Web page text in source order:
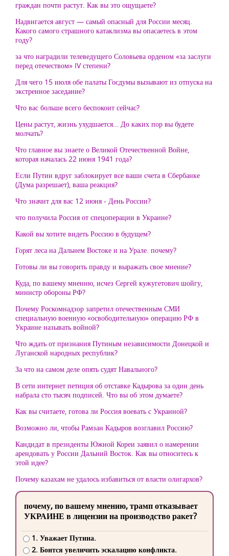
граждан почти растут. Как вы это ощущаете?
Надвигается август — самый опасный для России месяц.
Какого самого страшного катаклизма вы опасаетесь в этом
году?
за что наградили телеведущего Соловьева орденом «за заслуги
перед отечеством» IV степени?
Для чего 15 июля обе палаты Госдумы вызывают из отпуска на
экстренное заседание?
Что вас больше всего беспокоит сейчас?
Цены растут, жизнь ухудшается… До каких пор вы будете
молчать?
Что главное вы знаете о Великой Отечественной Войне,
которая началась 22 июня 1941 года?
Если Путин вдруг заблокирует все ваши счета в Сбербанке
(Дума разрешает), ваша реакция?
Что значит для вас 12 июня - День России?
что получила Россия от спецоперации в Украине?
Какой вы хотите видеть Россию в будущем?
Горят леса на Дальнем Востоке и на Урале. почему?
Готовы ли вы говорить правду и выражать свое мнение?
Куда, по вашему мнению, исчез Сергей кужугетович шойгу,
министр обороны РФ?
Почему Роскомнадзор запретил отечественным СМИ
специальную военную «освободительную» операцию РФ в
Украине называть войной?
Что ждать от признания Путиным независимости Донецкой и
Луганской народных республик?
За что на самом деле опять судят Навального?
В сети интернет петиция об отставке Кадырова за один день
набрала сто тысяч подписей. Что вы об этом думаете?
Как вы считаете, готова ли Россия воевать с Украиной?
Возможно ли, чтобы Рамзан Кадыров возглавил Россию?
Кандидат в президенты Южной Кореи заявил о намерении
арендовать у России Дальний Восток. Как вы относитесь к
этой идее?
Почему казахам не удалось избавиться от власти олигархов?
почему, по вашему мнению, трамп отказывает
УКРАИНЕ в лицензии на производство ракет?
1. Уважает Путина.
2. Боится увеличить эскалацию конфликта.